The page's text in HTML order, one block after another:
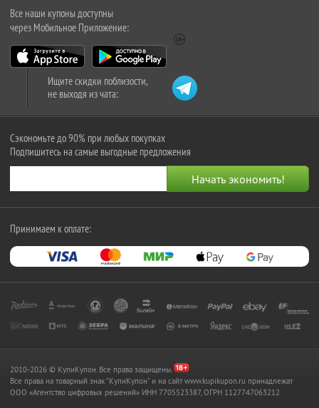
Все наши купоны доступны
через Мобильное Приложение:
Ищите скидки поблизости,
не выходя из чата:
Сэкономьте до 90% при любых покупках
Подпишитесь на самые выгодные предложения
Принимаем к оплате:
2010-2026 © КупиКупон. Все права защищены.
Все права на товарный знак "КупиКупон" и на сайт www.kupikupon.ru принадлежат
OOO «Агентство цифровых решений» ИНН 7705523387, ОГРН 1127747063212